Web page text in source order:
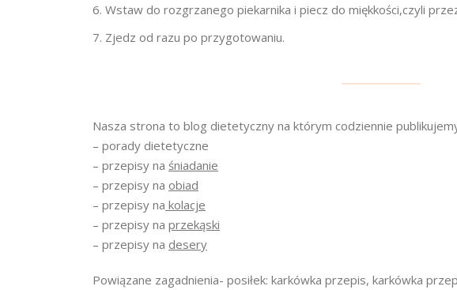
Wstaw do rozgrzanego piekarnika i piecz do miękkości,czyli
Zjedz od razu po przygotowaniu.
Nasza strona to blog dietetyczny na którym codziennie
– porady dietetyczne
– przepisy na śniadanie
– przepisy na obiad
– przepisy na kolacje
– przepisy na przekąski
– przepisy na desery
Powiązane zagadnienia- posiłek: karkówka przepis, karkówka